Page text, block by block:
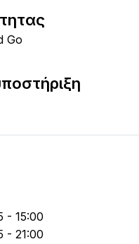
Go
- 15:00
- 21:00